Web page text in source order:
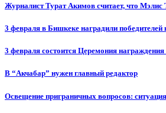
Журналист Турат Акимов считает, что Мэлис
3 февраля в Бишкеке наградили
3 февраля состоится Церемония
В “Акчабар” нужен главный редактор
Освещение приграничных вопросов: